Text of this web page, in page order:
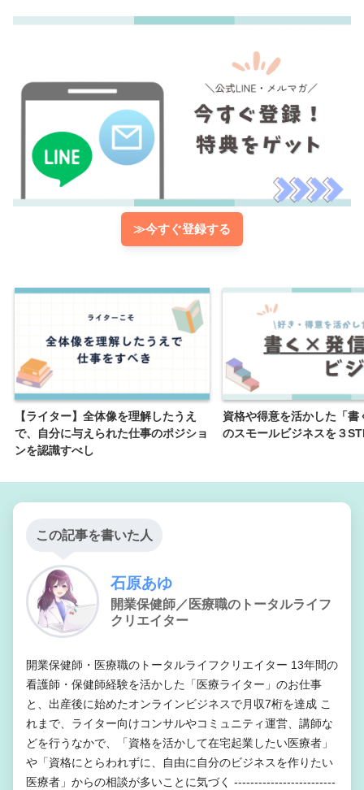
≫今すぐ登録する
【ライター】全体像を理解したうえ
で、自分に与えられた仕事のポジショ
ンを認識すべし
資格や得意を活かした「書
のスモールビジネスを３
この記事を書いた人
石原あゆ
開業保健師／医療職のトータルライフ
クリエイター
開業保健師・医療職のトータルライフクリエイター 13年間の
看護師・保健師経験を活かした「医療ライター」のお仕事
と、出産後に始めたオンラインビジネスで月収7桁を達成 こ
れまで、ライター向けコンサルやコミュニティ運営、講師な
どを行うなかで、「資格を活かして在宅起業したい医療者」
や「資格にとらわれずに、自由に自分のビジネスを作りたい
医療者」からの相談が多いことに気づく -------------------------